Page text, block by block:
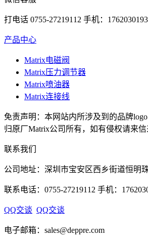
打电话 0755-27219112 手机：
产品中心
Matrix电磁阀
Matrix压力调节器
Matrix喷油器
Matrix连接线
免责声明：本网站内所涉及到的品牌
归原厂Matrix公司所有，如有侵权请来信
联系我们
公司地址：深圳市宝安区西乡街道恒明
联系电话：0755-27219112 手机：
QQ交谈 QQ交谈
电子邮箱：sales@deppre.com